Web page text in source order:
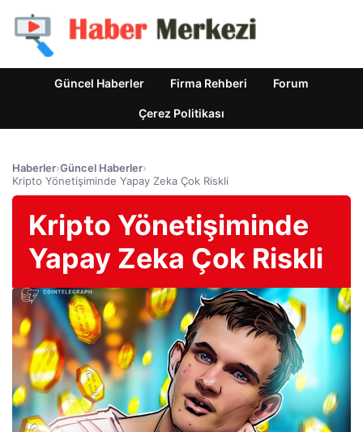
Güncel Haberler Firma Rehberi Forum
Çerez Politikası
Haberler›Güncel Haberler›
Kripto Yönetişiminde Yapay Zeka Çok Riskli
Kripto Yönetişiminde
Yapay Zeka Çok Riskli